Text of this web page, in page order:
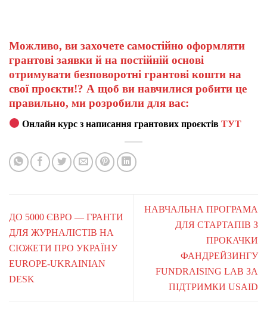
Можливо, ви захочете самостійно оформляти
грантові заявки й на постійній основі
отримувати безповоротні грантові кошти на
свої проєкти!? А щоб ви навчилися робити це
правильно, ми розробили для вас:
Онлайн курс з написання грантових проєктівТУТ
ДО 5000 ЄВРО — ГРАНТИ
ДЛЯ ЖУРНАЛІСТІВ НА
СЮЖЕТИ ПРО УКРАЇНУ
EUROPE-UKRAINIAN
DESK
НАВЧАЛЬНА ПРОГРАМА
ДЛЯ СТАРТАПІВ З
ПРОКАЧКИ
ФАНДРЕЙЗИНГУ
FUNDRAISING LAB ЗА
ПІДТРИМКИ USAID